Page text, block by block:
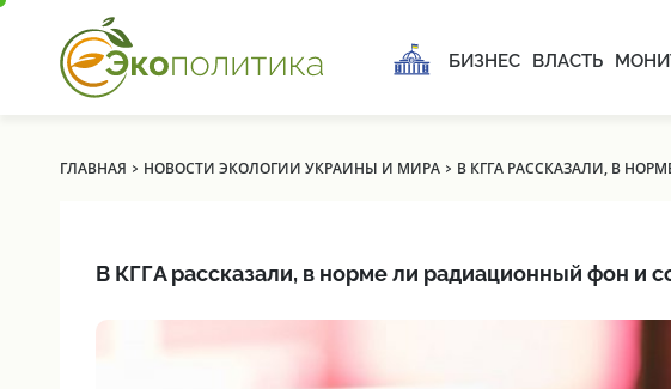
БИЗНЕС ВЛАСТЬ
ГЛАВНАЯ › НОВОСТИ ЭКОЛОГИИ УКРАИНЫ И МИРА› В КГГА РАССКАЗАЛИ, В
В КГГА рассказали, в норме ли радиационный фон и